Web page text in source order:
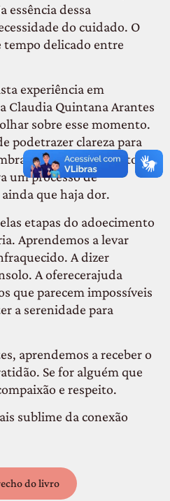
essência dessa
do cuidado. O
delicado entre
experiência em
Claudia Quintana Arantes
sobre esse momento.
podetrazer clareza para
restaurarafetos.
um processo de
que haja dor.
etapas do adoecimento
Aprendemos a levar
A dizer
A oferecerajuda
que parecem impossíveis
a serenidade para
aprendemos a receber o
Se for alguém que
e respeito.
sublime da conexão
do livro